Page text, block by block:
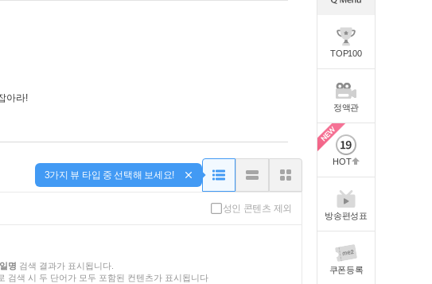
TOP100
정액관
HOT
방송편성표
쿠폰등록
아라!
3가지 뷰 타입 중 선택해 보세요!
성인 콘텐츠 제외
명 검색 결과가 표시됩니다.
검색 시 두 단어가 모두 포함된 컨텐츠가 표시됩니다